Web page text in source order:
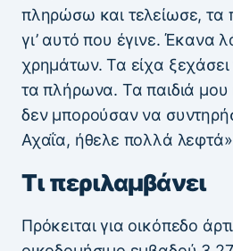
πληρώσω και τελείωσε, τα
γι’ αυτό που έγινε. Έκανα
χρημάτων. Τα είχα ξεχάσει
τα πλήρωνα. Τα παιδιά μου
δεν μπορούσαν να
Αχαΐα, ήθελε πολλά
Τι περιλαμβάνει
Πρόκειται για οικόπεδο